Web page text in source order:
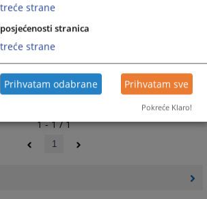
1 - 1 / 1
1
strane
stranica
strane
Prihvatam odabrane Prihvatam sve
Pokreće Klaro!